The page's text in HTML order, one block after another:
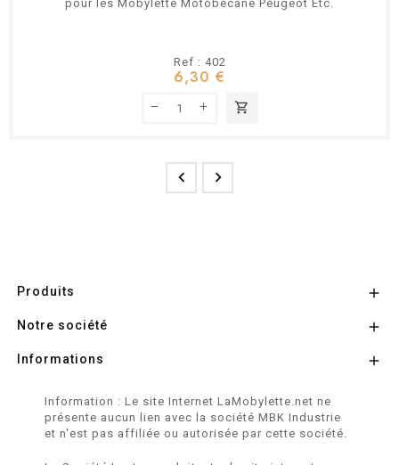
pour les Mobylette Motobécane Peugeot Etc.
Ref : 402
6,30 €
shopping_cart
 
Produits 
Notre société 
Informations 
Information : Le site Internet LaMobylette.net ne
présente aucun lien avec la société MBK Industrie
et n'est pas affiliée ou autorisée par cette société.